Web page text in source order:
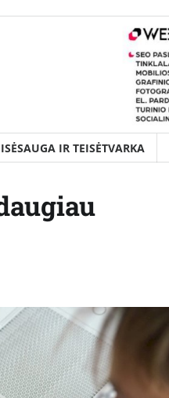
IR TEISĖTVARKA